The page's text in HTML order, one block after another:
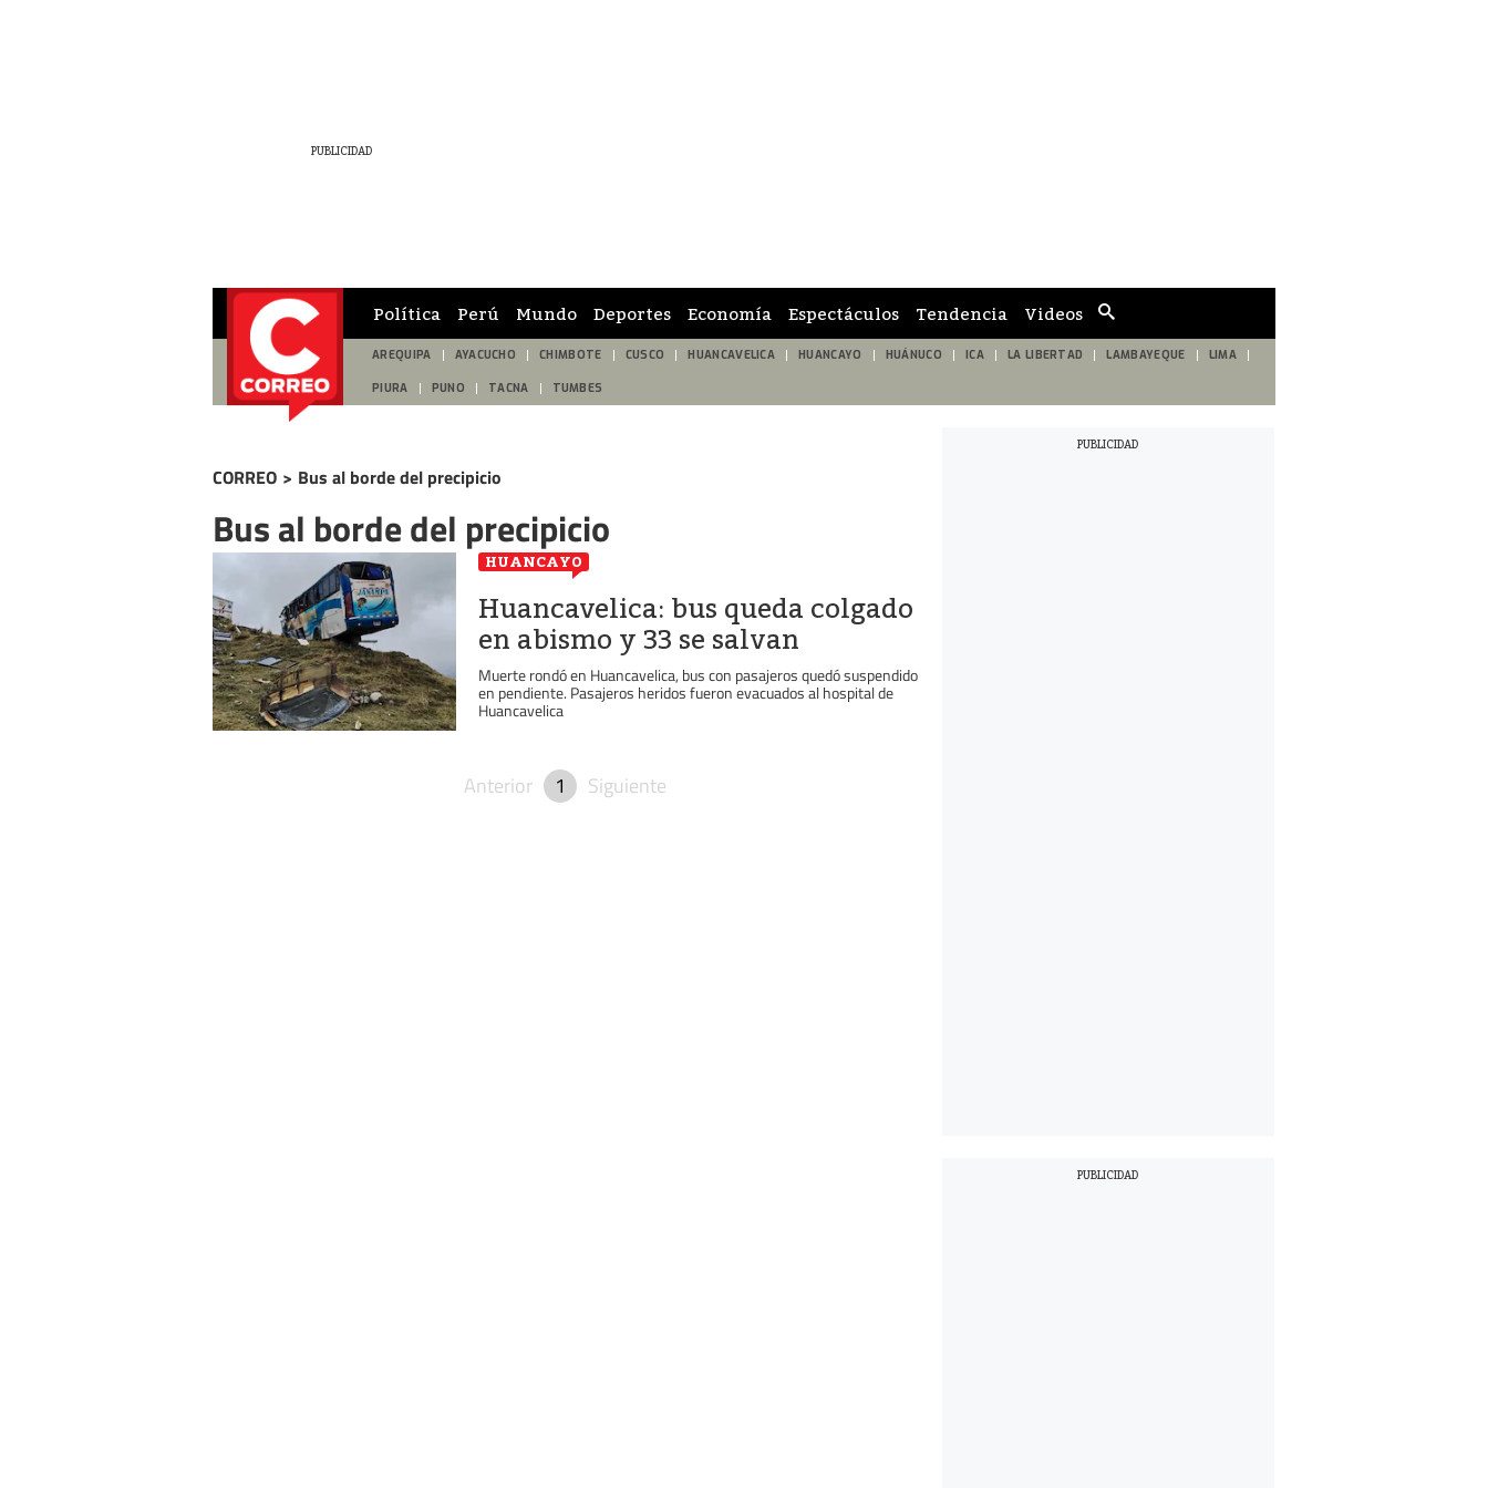
de
búsqueda
Política Perú Mundo Deportes Economía Espectáculos Tendencia Videos
AREQUIPA AYACUCHO CHIMBOTE CUSCO HUANCAVELICA HUANCAYO HUÁNUCO ICA LA LIBERTAD LAMBAYEQUE LIMA
PIURA PUNO TACNA TUMBES
CORREO > Bus al borde del precipicio
Bus al borde del precipicio
HUANCAYO
Huancavelica: bus queda colgado
en abismo y 33 se salvan
Muerte rondó en Huancavelica, bus con pasajeros quedó suspendido
en pendiente. Pasajeros heridos fueron evacuados al hospital de
Huancavelica
Anterior 1 Siguiente